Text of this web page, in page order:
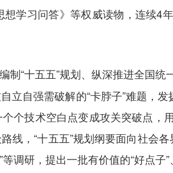
学习问答》等权威读物，连续4
“十五五”规划、纵深推进全国
自强需破解的“卡脖子”难题，
个技术空白点变成攻关突破点，
，“十五五”规划纲要面向社会
研，提出一批有价值的“好点子”